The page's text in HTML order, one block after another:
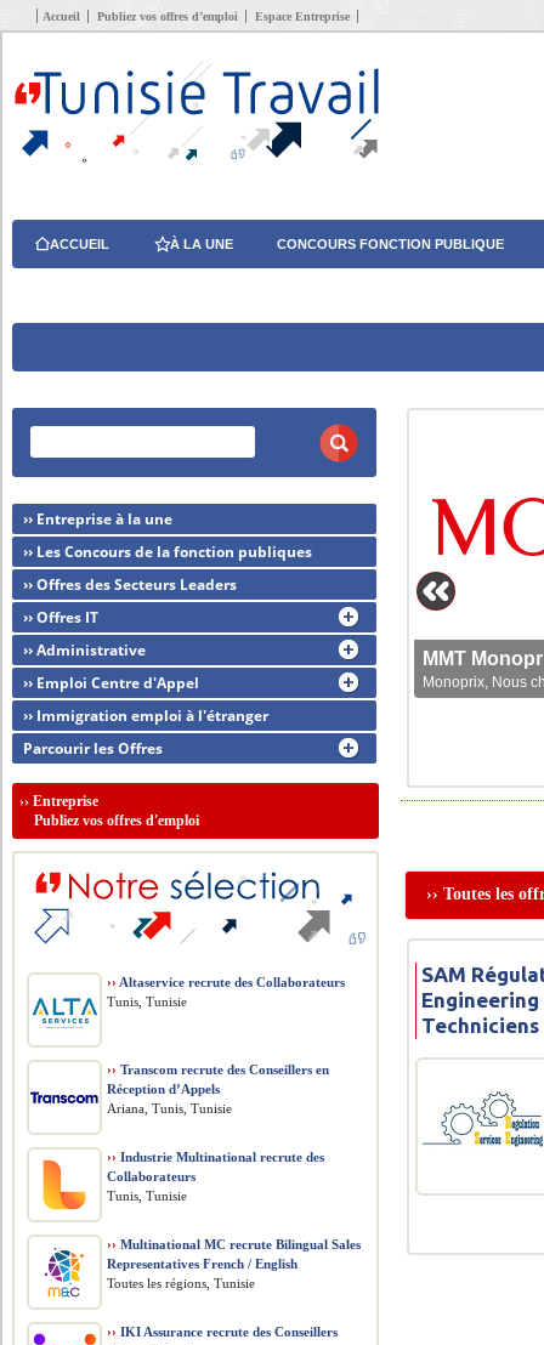
Accueil Publiez vos offres d’emploi Espace Entreprise
ACCUEIL À LA UNE CONCOURS FONCTION PUBLIQUE
MMT
Monoprix, Nous
›› Toutes les
SAM
Techniciens
›› Entreprise à la une
›› Les Concours de la fonction publiques
›› Offres des Secteurs Leaders
›› Offres IT
›› Administrative
›› Emploi Centre d'Appel
›› Immigration emploi à l'étranger
Parcourir les Offres
››Entreprise
Publiez vos offres d'emploi
›› Altaservice recrute des Collaborateurs
Tunis, Tunisie
›› Transcom recrute des Conseillers en
Réception d’Appels
Ariana, Tunis, Tunisie
›› Industrie Multinational recrute des
Collaborateurs
Tunis, Tunisie
›› Multinational MC recrute Bilingual Sales
Representatives French / English
Toutes les régions, Tunisie
›› IKI Assurance recrute des Conseillers